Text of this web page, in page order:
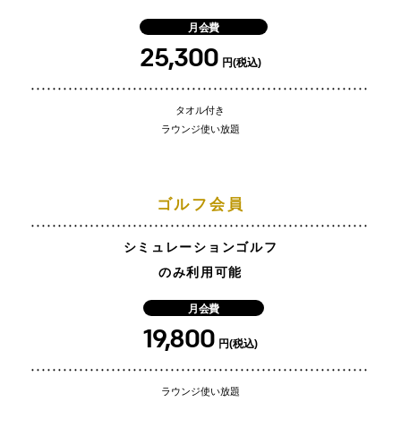
月会費
25,300 円(税込)
タオル付き
ラウンジ使い放題
ゴルフ会員
シミュレーションゴルフ
のみ利用可能
月会費
19,800 円(税込)
ラウンジ使い放題